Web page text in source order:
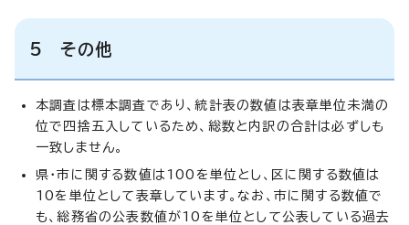
5 その他
本調査は標本調査であり、統計表の数値は表章単位未満の
位で四捨五入しているため、総数と内訳の合計は必ずしも
一致しません。
県・市に関する数値は100を単位とし、区に関する数値は
10を単位として表章しています。なお、市に関する数値で
も、総務省の公表数値が10を単位として公表している過去